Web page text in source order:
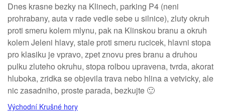
Dnes krasne bezky na Klinech, parking P4 (neni
prohrabany, auta v rade vedle sebe u silnice), zluty okruh
proti smeru kolem mlynu, pak na Klinskou branu a okruh
kolem Jeleni hlavy, stale proti smeru rucicek, hlavni stopa
pro klasiku je vpravo, zpet znovu pres branu a druhou
pulku zluteho okruhu, stopa rolbou upravena, tvrda, akorat
hluboka, zridka se objevila trava nebo hlina a vetvicky, ale
nic zasadniho, proste parada, bezkujte 🙂
Východní Krušné hory